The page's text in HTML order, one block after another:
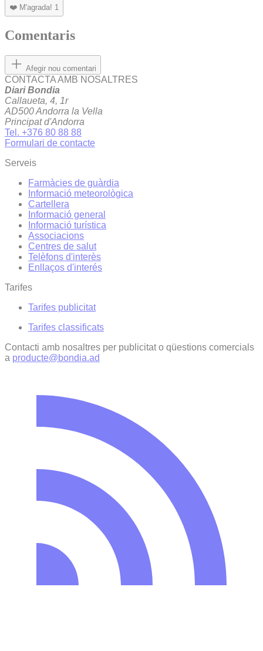
❤️ M'agrada! 1
Comentaris
Afegir nou comentari
CONTACTA AMB NOSALTRES
Diari Bondia
Callaueta, 4, 1r
AD500 Andorra la Vella
Principat d'Andorra
Tel. +376 80 88 88
Formulari de contacte
Serveis
Farmàcies de guàrdia
Informació meteorològica
Cartellera
Informació general
Informació turística
Associacions
Centres de salut
Telèfons d'interès
Enllaços d'interés
Tarifes
Tarifes publicitat
Tarifes classificats
Contacti amb nosaltres per publicitat o qüestions comercials
a producte@bondia.ad